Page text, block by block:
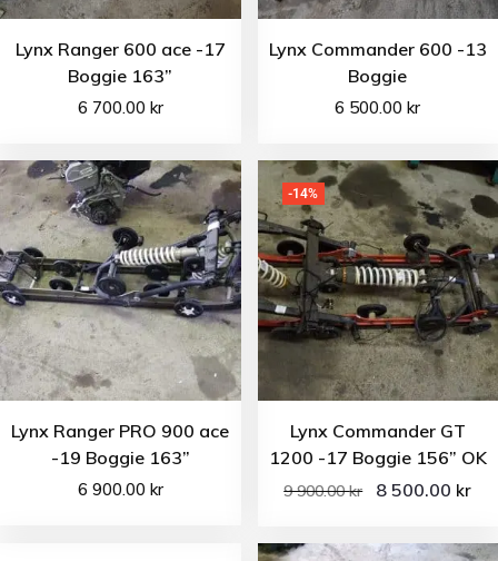
Lynx Ranger 600 ace -17
Boggie 163”
6 700.00 kr
Lynx Commander 600 -13
Boggie
6 500.00kr
Lynx Ranger PRO 900 ace
-19 Boggie 163”
6 900.00 kr
-14%
Lynx Commander GT
1200 -17 Boggie 156” OK
9 900.00kr 8 500.00 kr